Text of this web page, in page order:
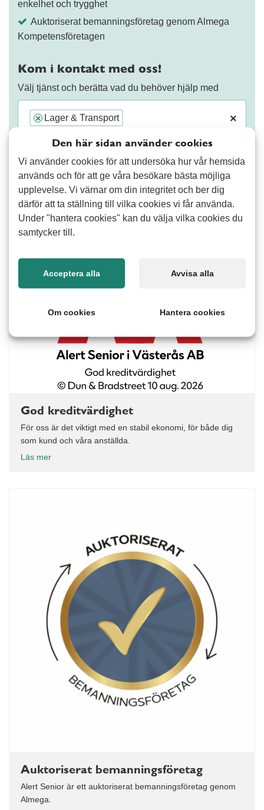
enkelhet och trygghet
Auktoriserat bemanningsföretag genom Almega
Kompetensföretagen
Kom i kontakt med oss!
Välj tjänst och berätta vad du behöver hjälp med
×
× Lager & Transport
Fortsätt
God kreditvärdighet
För oss är det viktigt med en stabil ekonomi, för både dig
som kund och våra anställda.
Läs mer
Auktoriserat bemanningsföretag
Alert Senior är ett auktoriserat bemanningsföretag genom
Almega.
Den här sidan använder cookies
Vi använder cookies för att undersöka hur vår hemsida
används och för att ge våra besökare bästa möjliga
upplevelse. Vi värnar om din integritet och ber dig
därför att ta ställning till vilka cookies vi får använda.
Under "hantera cookies" kan du välja vilka cookies du
samtycker till.
Acceptera alla Avvisa alla
Om cookies Hantera cookies